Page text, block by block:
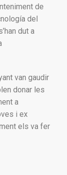
de
del
dut a
van gaudir
donar les
a
i ex
els va fer